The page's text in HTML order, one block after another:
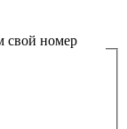
свой номер